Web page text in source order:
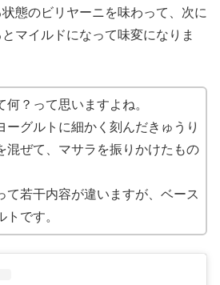
態のビリヤーニを味わって、次に
マイルドになって味変になりま
何？って思いますよね。
ーグルトに細かく刻んだきゅうり
混ぜて、マサラを振りかけたもの
て若干内容が違いますが、ベース
トです。